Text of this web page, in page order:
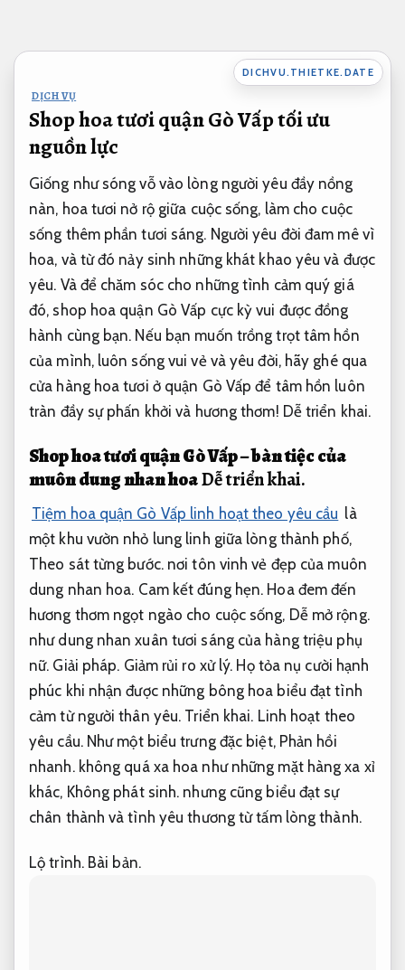
nội
dung
DICHVU.THIETKE.DATE
DỊCH VỤ
Shop hoa tươi quận Gò Vấp tối ưu
nguồn lực
Giống như sóng vỗ vào lòng người yêu đầy nồng
nàn, hoa tươi nở rộ giữa cuộc sống, làm cho cuộc
sống thêm phần tươi sáng. Người yêu đời đam mê vì
hoa, và từ đó nảy sinh những khát khao yêu và được
yêu. Và để chăm sóc cho những tình cảm quý giá
đó, shop hoa quận Gò Vấp cực kỳ vui được đồng
hành cùng bạn. Nếu bạn muốn trồng trọt tâm hồn
của mình, luôn sống vui vẻ và yêu đời, hãy ghé qua
cửa hàng hoa tươi ở quận Gò Vấp để tâm hồn luôn
tràn đầy sự phấn khởi và hương thơm! Dễ triển khai.
Shop hoa tươi quận Gò Vấp – bàn tiệc của
muôn dung nhan hoaDễ triển khai.
Tiệm hoa quận Gò Vấp linh hoạt theo yêu cầu là
một khu vườn nhỏ lung linh giữa lòng thành phố,
Theo sát từng bước.nơi tôn vinh vẻ đẹp của muôn
dung nhan hoa. Cam kết đúng hẹn. Hoa đem đến
hương thơm ngọt ngào cho cuộc sống, Dễ mở rộng.
như dung nhan xuân tươi sáng của hàng triệu phụ
nữ. Giải pháp. Giảm rủi ro xử lý. Họ tỏa nụ cười hạnh
phúc khi nhận được những bông hoa biểu đạt tình
cảm từ người thân yêu. Triển khai. Linh hoạt theo
yêu cầu.Như một biểu trưng đặc biệt, Phản hồi
nhanh.không quá xa hoa như những mặt hàng xa xỉ
khác, Không phát sinh. nhưng cũng biểu đạt sự
chân thành và tình yêu thương từ tấm lòng thành.
Lộ trình. Bài bản.